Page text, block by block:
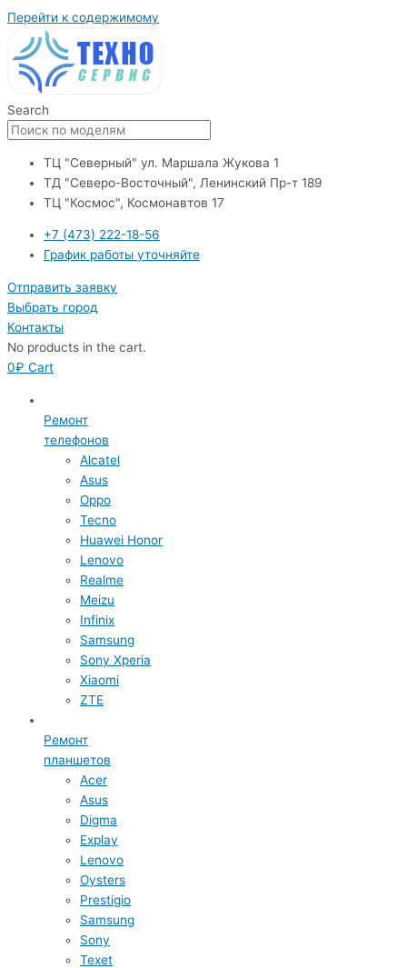
Перейти к содержимому
Search
ТЦ "Северный" ул. Маршала Жукова 1
ТД "Северо-Восточный", Ленинский Пр-т 189
ТЦ "Космос", Космонавтов 17
+7 (473) 222-18-56
График работы уточняйте
Отправить заявку
Выбрать город
Контакты
No products in the cart.
0₽ Cart
Ремонт
телефонов
Alcatel
Asus
Oppo
Tecno
Huawei Honor
Lenovo
Realme
Meizu
Infinix
Samsung
Sony Xperia
Xiaomi
ZTE
Ремонт
планшетов
Acer
Asus
Digma
Explay
Lenovo
Oysters
Prestigio
Samsung
Sony
Texet